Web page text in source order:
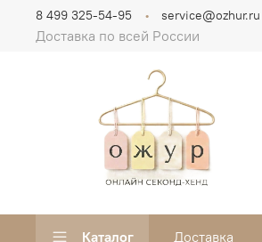
Доставка по всей России
8 499 325-54-95 service@ozhur.ru
Каталог Доставка